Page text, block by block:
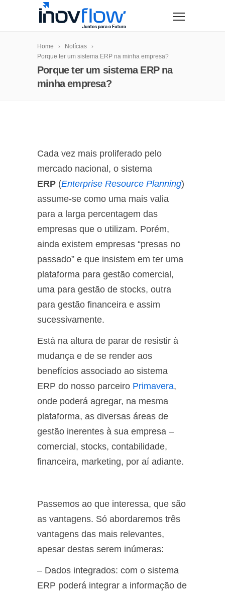
Home
Notícias
Porque ter um sistema ERP na minha empresa?
Porque ter um sistema ERP na
minha empresa?
Cada vez mais proliferado pelo
mercado nacional, o sistema
ERP (Enterprise Resource Planning)
assume-se como uma mais valia
para a larga percentagem das
empresas que o utilizam. Porém,
ainda existem empresas “presas no
passado” e que insistem em ter uma
plataforma para gestão comercial,
uma para gestão de stocks, outra
para gestão financeira e assim
sucessivamente.
Está na altura de parar de resistir à
mudança e de se render aos
benefícios associado ao sistema
ERP do nosso parceiro Primavera,
onde poderá agregar, na mesma
plataforma, as diversas áreas de
gestão inerentes à sua empresa –
comercial, stocks, contabilidade,
financeira, marketing, por aí adiante.
Passemos ao que interessa, que são
as vantagens. Só abordaremos três
vantagens das mais relevantes,
apesar destas serem inúmeras:
– Dados integrados: com o sistema
ERP poderá integrar a informação de